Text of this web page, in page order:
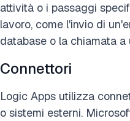
attività o i passaggi
lavoro, come l'invio di
database o la chiamata a
Connettori
Logic Apps utilizza
o sistemi esterni.